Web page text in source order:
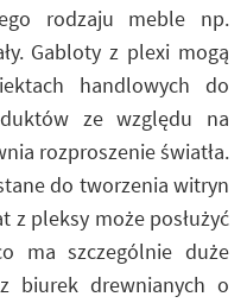
rodzaju meble np.
Gabloty z plexi mogą
handlowych do
ze względu na
rozproszenie światła.
do tworzenia witryn
z pleksy może posłużyć
ma szczególnie duże
biurek drewnianych o